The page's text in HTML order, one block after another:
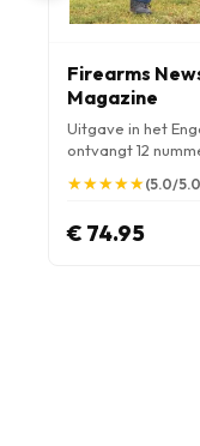
Firearms
Magazine
Uitgave in het
ontvangt 12
★
★★
★★
★★
★★
★(5.0/
€ 74.95